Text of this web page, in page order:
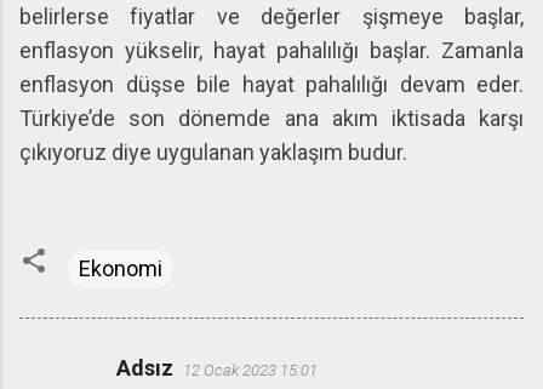
belirlerse fiyatlar ve değerler şişmeye başlar,
enflasyon yükselir, hayat pahalılığı başlar. Zamanla
enflasyon düşse bile hayat pahalılığı devam eder.
Türkiye’de son dönemde ana akım iktisada karşı
çıkıyoruz diye uygulanan yaklaşım budur.
Ekonomi
Adsız 12 Ocak 2023 15:01